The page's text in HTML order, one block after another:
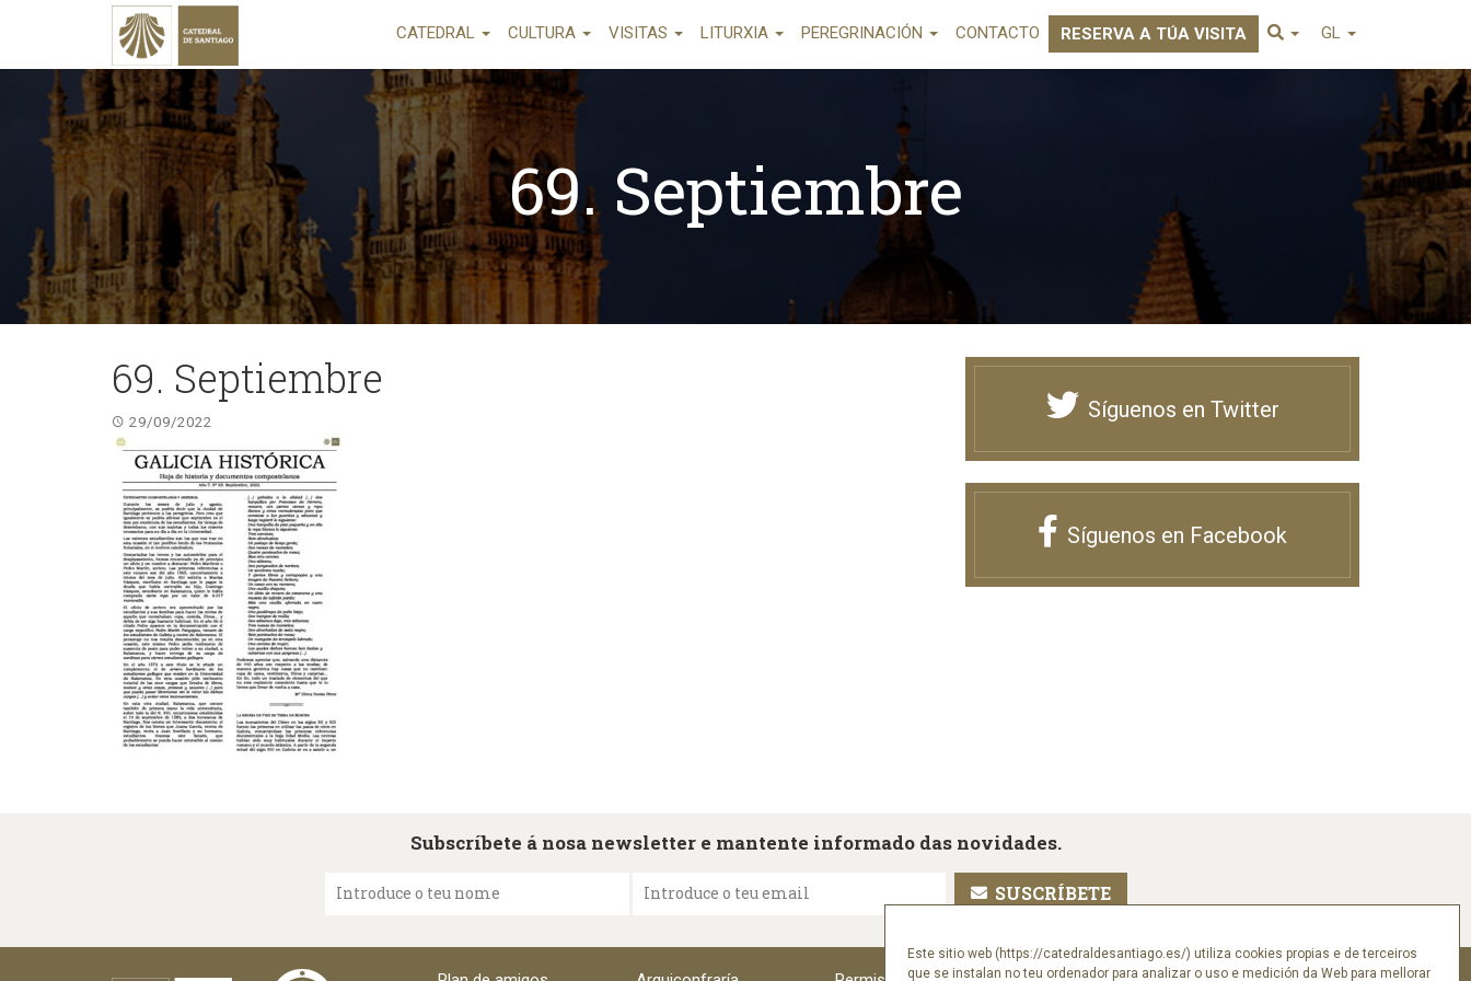
Este sitio web (https://catedraldesantiago.es/) utiliza cookies propias e de terceiros
que se instalan no teu ordenador para analizar o uso e medición da Web para mellorar
CATEDRAL CULTURA VISITAS LITURXIA PEREGRINACIÓN CONTACTO RESERVA A TÚA VISITA GL
69. Septiembre
69. Septiembre
29/09/2022 Síguenos en Twitter
Síguenos en Facebook
Subscríbete á nosa newsletter e mantente informado das novidades.
Introduce o teu nome Introduce o teu email